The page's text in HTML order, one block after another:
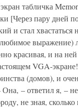
табличка
[Через пару дней
и стал
красивая, и на
VGA-
(домов), и
– ответил я, –
не зная,